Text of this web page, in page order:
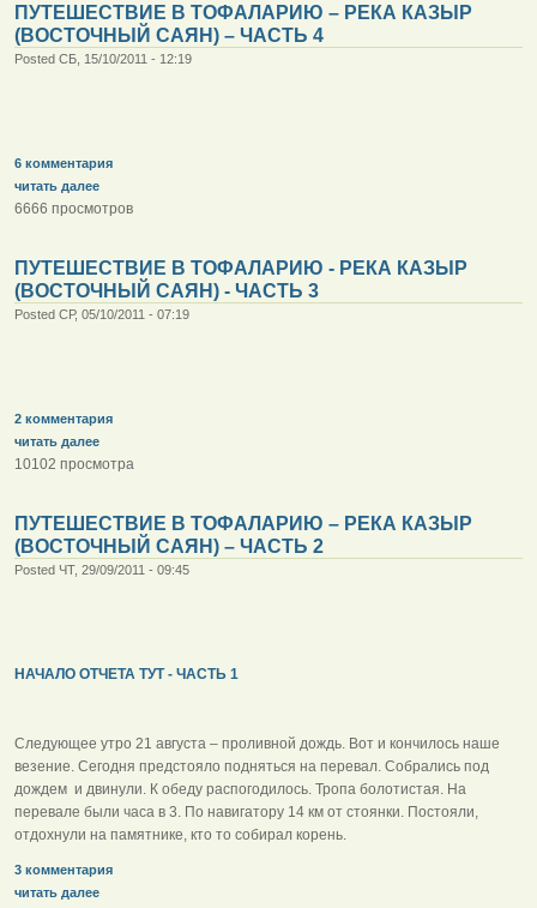
ПУТЕШЕСТВИЕ В ТОФАЛАРИЮ – РЕКА КАЗЫР
(ВОСТОЧНЫЙ САЯН) – ЧАСТЬ 4
Posted СБ, 15/10/2011 - 12:19
6 комментария
читать далее
6666 просмотров
ПУТЕШЕСТВИЕ В ТОФАЛАРИЮ - РЕКА КАЗЫР
(ВОСТОЧНЫЙ САЯН) - ЧАСТЬ 3
Posted СР, 05/10/2011 - 07:19
2 комментария
читать далее
10102 просмотра
ПУТЕШЕСТВИЕ В ТОФАЛАРИЮ – РЕКА КАЗЫР
(ВОСТОЧНЫЙ САЯН) – ЧАСТЬ 2
Posted ЧТ, 29/09/2011 - 09:45
НАЧАЛО ОТЧЕТА ТУТ - ЧАСТЬ 1
Следующее утро 21 августа – проливной дождь. Вот и кончилось наше
везение. Сегодня предстояло подняться на перевал. Собрались под
дождем и двинули. К обеду распогодилось. Тропа болотистая. На
перевале были часа в 3. По навигатору 14 км от стоянки. Постояли,
отдохнули на памятнике, кто то собирал корень.
3 комментария
читать далее